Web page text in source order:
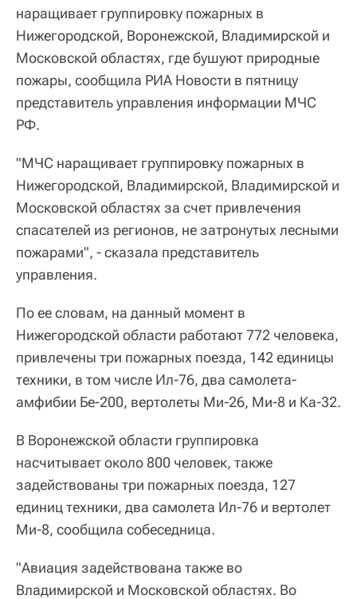
наращивает группировку пожарных в
Нижегородской, Воронежской, Владимирской и
Московской областях, где бушуют природные
пожары, сообщила РИА Новости в пятницу
представитель управления информации МЧС
РФ.
"МЧС наращивает группировку пожарных в
Нижегородской, Владимирской, Владимирской и
Московской областях за счет привлечения
спасателей из регионов, не затронутых лесными
пожарами", - сказала представитель
управления.
По ее словам, на данный момент в
Нижегородской области работают 772 человека,
привлечены три пожарных поезда, 142 единицы
техники, в том числе Ил-76, два самолета-
амфибии Бе-200, вертолеты Ми-26, Ми-8 и Ка-32.
В Воронежской области группировка
насчитывает около 800 человек, также
задействованы три пожарных поезда, 127
единиц техники, два самолета Ил-76 и вертолет
Ми-8, сообщила собеседница.
"Авиация задействована также во
Владимирской и Московской областях. Во